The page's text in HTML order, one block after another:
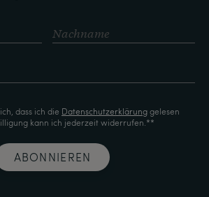
dass ich die Daten­schutz­erklärunggelesen
kann ich jederzeit widerrufen.**
ABONNIEREN